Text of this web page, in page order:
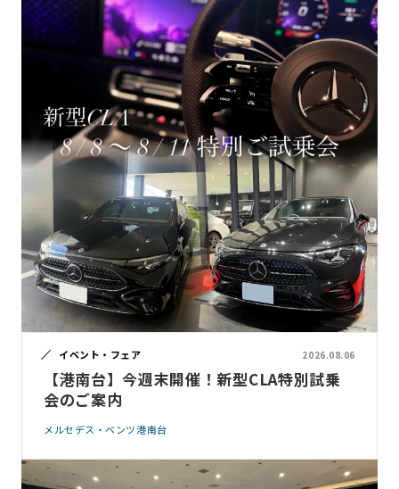
イベント・フェア 2026.08.06
【港南台】今週末開催！新型CLA特別試乗
会のご案内
メルセデス・ベンツ港南台